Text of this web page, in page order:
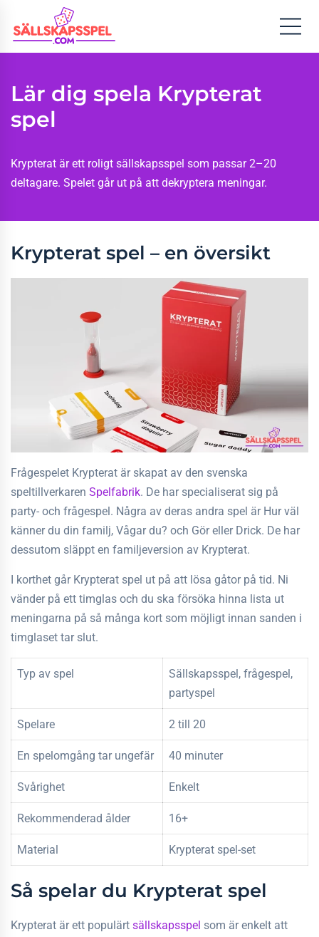
Lär dig spela Krypterat
spel
Krypterat är ett roligt sällskapsspel som passar 2–20
deltagare. Spelet går ut på att dekryptera meningar.
Krypterat spel – en översikt
Frågespelet Krypterat är skapat av den svenska
speltillverkaren Spelfabrik. De har specialiserat sig på
party- och frågespel. Några av deras andra spel är Hur väl
känner du din familj, Vågar du? och Gör eller Drick. De har
dessutom släppt en familjeversion av Krypterat.
I korthet går Krypterat spel ut på att lösa gåtor på tid. Ni
vänder på ett timglas och du ska försöka hinna lista ut
meningarna på så många kort som möjligt innan sanden i
timglaset tar slut.
Typ av spel
Sällskapsspel, frågespel,
partyspel
Spelare 2 till 20
En spelomgång tar ungefär 40 minuter
Svårighet Enkelt
Rekommenderad ålder 16+
Material Krypterat spel-set
Så spelar du Krypterat spel
Krypterat är ett populärt sällskapsspel som är enkelt att